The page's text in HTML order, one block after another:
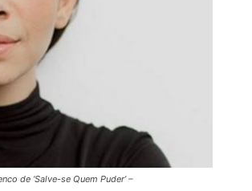
de ‘Salve-se Quem Puder’ –